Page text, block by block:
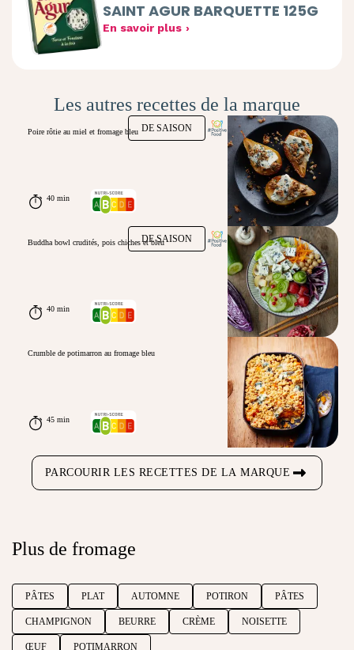
SAINT AGUR BARQUETTE 125G
En savoir plus
Les autres recettes de la marque
DE SAISON
Poire rôtie au miel et fromage bleu
40 min
DE SAISON
Buddha bowl crudités, pois chiches et bleu
40 min
Crumble de potimarron au fromage bleu
45 min
PARCOURIR LES RECETTES DE LA MARQUE
Plus de fromage
PÂTES PLAT AUTOMNE POTIRON PÂTES
CHAMPIGNON BEURRE CRÈME NOISETTE
ŒUF POTIMARRON